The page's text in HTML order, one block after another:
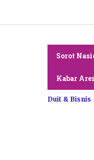
konten
Sorot
Kabar
Duit & Bisnis